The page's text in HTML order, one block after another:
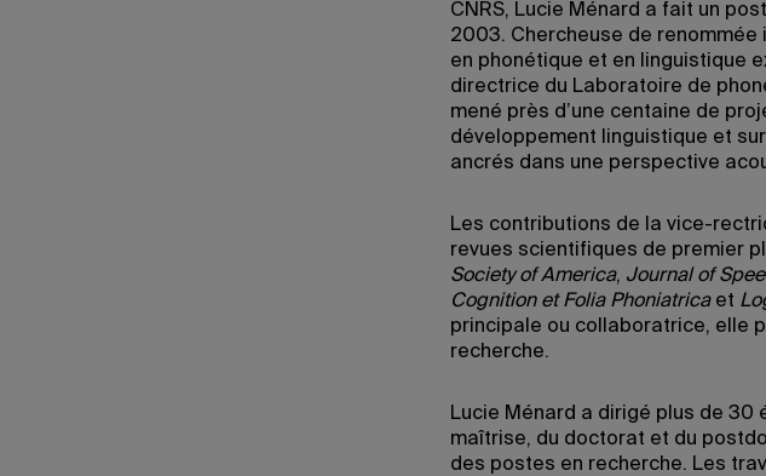
CNRS, Lucie Ménard a fait un
2003. Chercheuse de
en phonétique et en linguistique
directrice du Laboratoire de
mené près d’une centaine de
développement linguistique et
ancrés dans une perspective
Les contributions de la vice-
revues scientifiques de premier
Society of America, Journal of
Cognition et Folia Phoniatricaet
principale ou collaboratrice, elle
recherche.
Lucie Ménard a dirigé plus de 30
maîtrise, du doctorat et du
des postes en recherche. Les